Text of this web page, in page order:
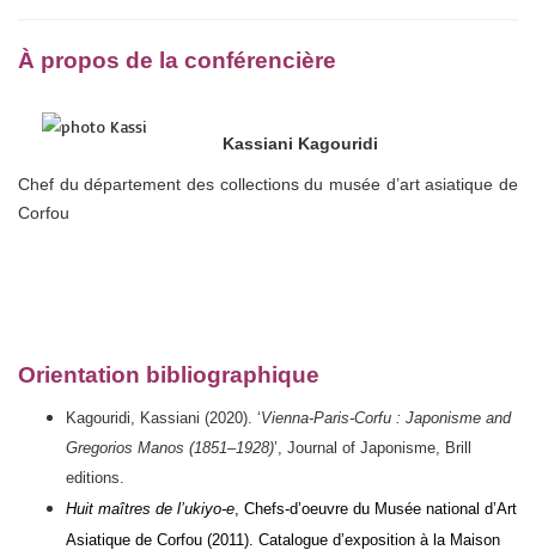
À propos de la conférencière
Kassiani Kagouridi
Chef du département des collections du musée d’art asiatique de
Corfou
Orientation bibliographique
Kagouridi, Kassiani (2020). ‘Vienna-Paris-Corfu : Japonisme and
Gregorios Manos (1851–1928)’, Journal of Japonisme, Brill
editions.
Huit maîtres de l’ukiyo-e, Chefs-d’oeuvre du Musée national d’Art
Asiatique de Corfou (2011). Catalogue d’exposition à la Maison